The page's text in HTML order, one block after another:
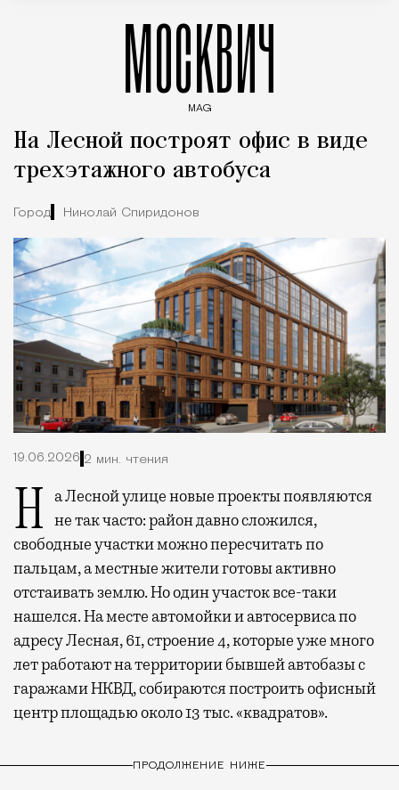
МОСКВИЧ
MAG
На Лесной построят офис в виде
трехэтажного автобуса
Город Николай Спиридонов
19.06.2026 2 мин. чтения
На Лесной улице новые проекты появляются не так часто: район давно сложился,
свободные участки можно пересчитать по
пальцам, а местные жители готовы активно
отстаивать землю. Но один участок все-таки
нашелся. На месте автомойки и автосервиса по
адресу Лесная, 61, строение 4, которые уже много
лет работают на территории бывшей автобазы с
гаражами НКВД, собираются построить офисный
центр площадью около 13 тыс. «квадратов».
ПРОДОЛЖЕНИЕ НИЖЕ